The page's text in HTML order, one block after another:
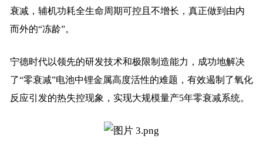
衰减，辅机功耗全生命周期可控且不增长，真正做到由内
而外的“冻龄”。
宁德时代以领先的研发技术和极限制造能力，成功地解决
了“零衰减”电池中锂金属高度活性的难题，有效遏制了氧化
反应引发的热失控现象，实现大规模量产5年零衰减系统。